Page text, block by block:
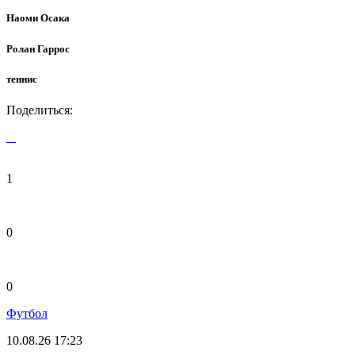
Наоми Осака
Ролан Гаррос
теннис
Поделиться:
1
0
0
Футбол
10.08.26 17:23